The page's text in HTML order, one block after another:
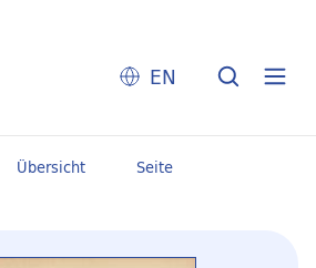
EN
Übersicht Seite